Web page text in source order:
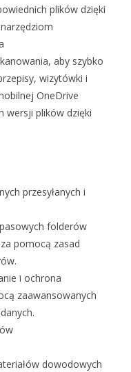
plików dzięki
aby szybko
wizytówki i
OneDrive
wersji plików dzięki
przesyłanych i
folderów
pomocą zasad
i ochrona
zaawansowanych
dowodowych